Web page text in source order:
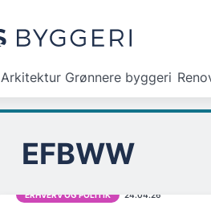
Arkitektur Grønnere byggeri
EFBWW
ERHVERV OG POLITIK 24.04.26